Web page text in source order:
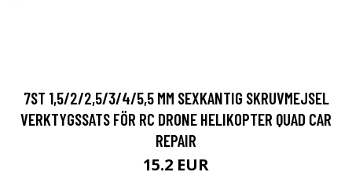
7ST 1,5/2/2,5/3/4/5,5 MM SEXKANTIG SKRUVMEJSEL
VERKTYGSSATS FÖR RC DRONE HELIKOPTER QUAD CAR
REPAIR
15.2 EUR